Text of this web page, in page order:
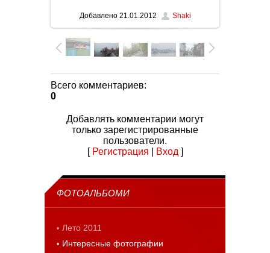
Добавлено21.01.2012 Shaki
Всего комментариев:
0
Добавлять комментарии могут
только зарегистрированные
пользователи.
[ Регистрация Вход ]
ФОТОАЛЬБОМИ
Лето 2011
Интересные фотографии